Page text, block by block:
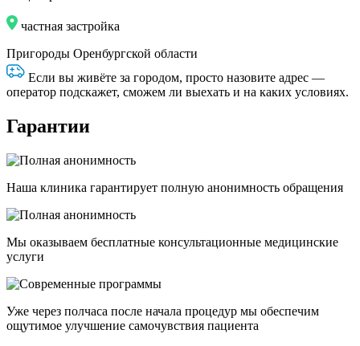
частная застройка
Пригороды Оренбургской области
Если вы живёте за городом, просто назовите адрес —
оператор подскажет, сможем ли выехать и на каких условиях.
Гарантии
Наша клиника гарантирует полную анонимность обращения
Мы оказываем бесплатные консультационные медицинские
услуги
Уже через полчаса после начала процедур мы обеспечим
ощутимое улучшение самочувствия пациента